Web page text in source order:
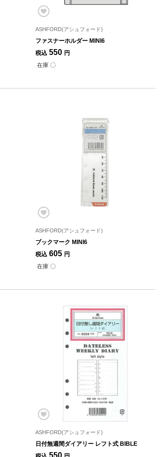
ASHFORD(アシュフォード)
ファスナーホルダー MINI6
税込 550 円
在庫 〇
ASHFORD(アシュフォード)
ブックマーク MINI6
税込 605 円
在庫 〇
ASHFORD(アシュフォード)
日付無週間ダイアリー レフト式 BIBLE